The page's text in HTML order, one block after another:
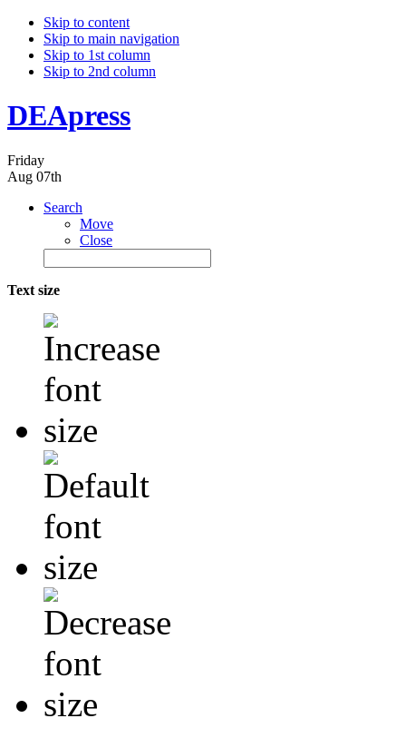
Skip to content
Skip to main navigation
Skip to 1st column
Skip to 2nd column
DEApress
Friday
Aug 07th
Search
Move
Close
Text size